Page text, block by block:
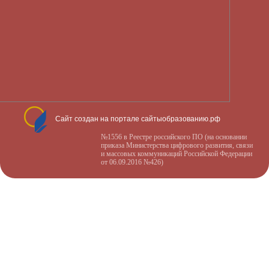
Сайт создан на портале сайтыобразованию.рф
№1556 в Реестре российского ПО (на основании
приказа Министерства цифрового развития, связи
и массовых коммуникаций Российской Федерации
от 06.09.2016 №426)